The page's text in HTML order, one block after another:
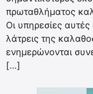
πρωταθλήματος
Οι υπηρεσίες
λάτρεις της
ενημερώνονται
[…]